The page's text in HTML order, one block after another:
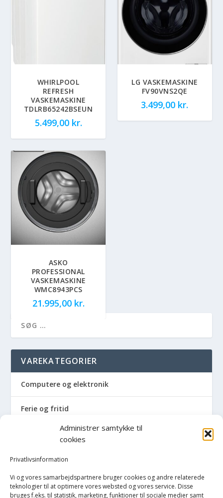
Administrer samtykke til
cookies
Privatlivsinformation
Vi og vores samarbejdspartnere bruger cookies og andre relaterede
teknologier til at optimere vores websted og vores service. Disse
bruges f.eks. til statistik, marketing, funktioner til sociale medier samt
WHIRLPOOL
REFRESH
VASKEMASKINE
TDLRB65242BSEUN
5.499,00 kr.
LG VASKEMASKINE
FV90VNS2QE
3.499,00 kr.
ASKO
PROFESSIONAL
VASKEMASKINE
WMC8943PCS
21.995,00 kr.
VAREKATEGORIER
Computere og elektronik
Ferie og fritid
Hus og have
Havemaskiner
Hvidevarer